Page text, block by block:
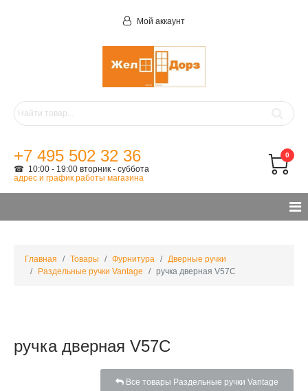
Мой аккаунт
+7 495 502 32 36
☎ 10:00 - 19:00 вторник - суббота
адрес и график работы магазина
0
Главная Товары Фурнитура
Дверные ручки
Раздельные ручки Vantage
ручка дверная V57C
ручка дверная V57C
Все товары Раздельные ручки Vantage